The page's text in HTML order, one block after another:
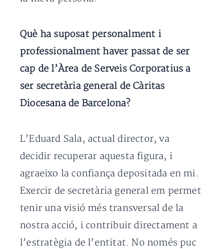
Què ha suposat personalment i
professionalment haver passat de ser
cap de l’Àrea de Serveis Corporatius a
ser secretària general de Càritas
Diocesana de Barcelona?
L’Eduard Sala, actual director, va
decidir recuperar aquesta figura, i
agraeixo la confiança depositada en mi.
Exercir de secretària general em permet
tenir una visió més transversal de la
nostra acció, i contribuir directament a
l’estratègia de l’entitat. No només puc